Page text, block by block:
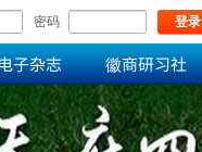
子杂志 徽商研习社
密码 登录